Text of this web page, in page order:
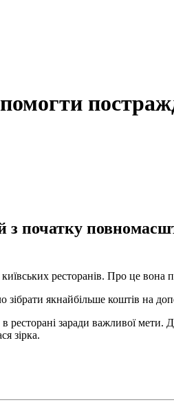
початку
ресторанів. Про це вона
зібрати якнайбільше коштів на
заради важливої мети.
зірка.